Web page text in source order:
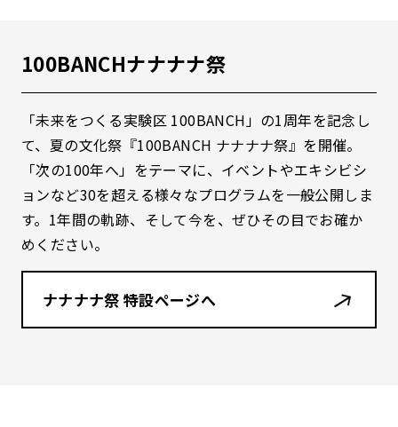
100BANCHナナナナ祭
「未来をつくる実験区 100BANCH」の1周年を記念し
て、夏の文化祭『100BANCH ナナナナ祭』を開催。
「次の100年へ」をテーマに、イベントやエキシビシ
ョンなど30を超える様々なプログラムを一般公開しま
す。 1年間の軌跡、そして今を、ぜひその目でお確か
めください。
ナナナナ祭 特設ページへ